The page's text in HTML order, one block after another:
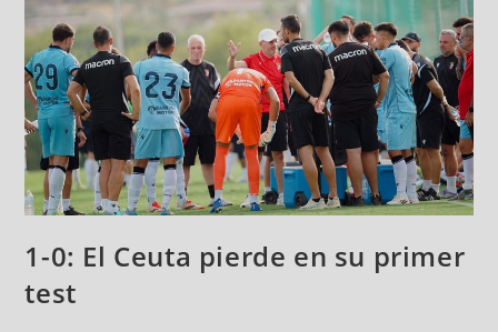
1-0: El Ceuta pierde en su primer
test